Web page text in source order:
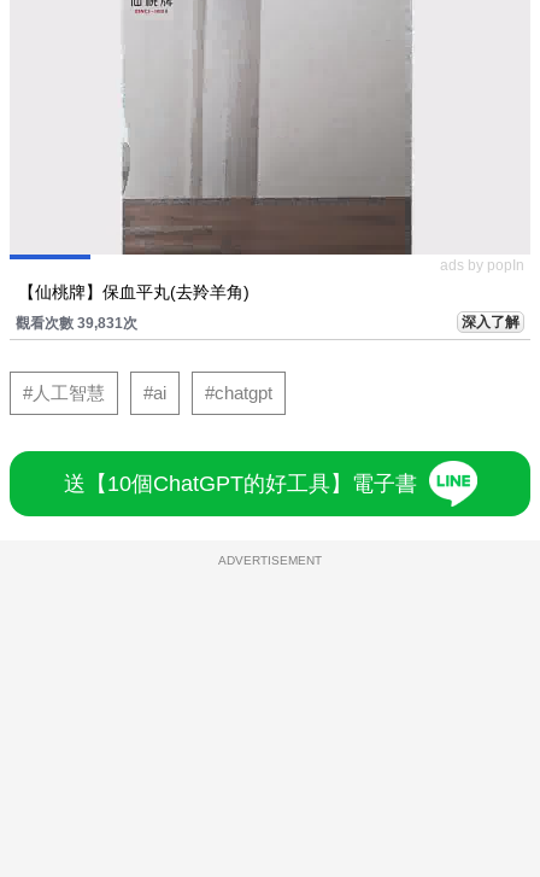
ads by popIn
【仙桃牌】保血平丸(去羚羊角)
觀看次數 39,831次 深入了解
#人工智慧 #ai #chatgpt
送【10個ChatGPT的好工具】電子書
ADVERTISEMENT